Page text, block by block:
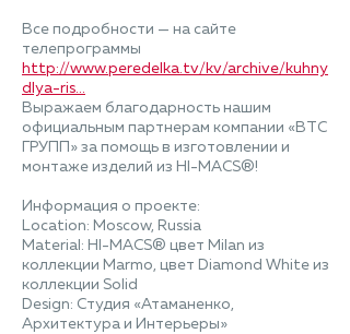
Все подробности — на сайте
телепрограммы
http://www.peredelka.tv/kv/archive/kuhnya-
dlya-ris...
Выражаем благодарность нашим
официальным партнерам компании «ВТС
ГРУПП» за помощь в изготовлении и
монтаже изделий из HI-MACS®!
Информация о проекте:
Location: Moscow, Russia
Material: HI-MACS® цвет Milan из
коллекции Marmo, цвет Diamond White из
коллекции Solid
Design: Студия «Атаманенко,
Архитектура и Интерьеры»